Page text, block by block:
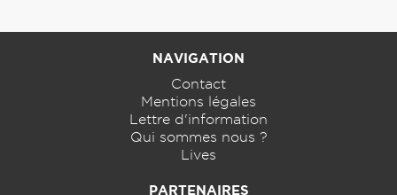
NAVIGATION
Contact
Mentions légales
Lettre d'information
Qui sommes nous ?
Lives
PARTENAIRES